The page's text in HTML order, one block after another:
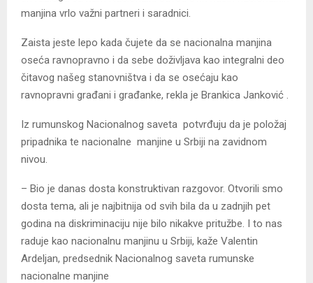
manjina vrlo važni partneri i saradnici.
Zaista jeste lepo kada čujete da se nacionalna manjina
oseća ravnopravno i da sebe doživljava kao integralni deo
čitavog našeg stanovništva i da se osećaju kao
ravnopravni građani i građanke, rekla je Brankica Janković .
Iz rumunskog Nacionalnog saveta potvrđuju da je položaj
pripadnika te nacionalne manjine u Srbiji na zavidnom
nivou.
– Bio je danas dosta konstruktivan razgovor. Otvorili smo
dosta tema, ali je najbitnija od svih bila da u zadnjih pet
godina na diskriminaciju nije bilo nikakve pritužbe. I to nas
raduje kao nacionalnu manjinu u Srbiji, kaže Valentin
Ardeljan, predsednik Nacionalnog saveta rumunske
nacionalne manjine